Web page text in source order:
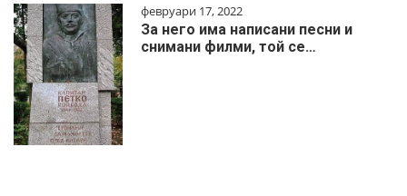
февруари 17, 2022
За него има написани песни и
снимани филми, той се…